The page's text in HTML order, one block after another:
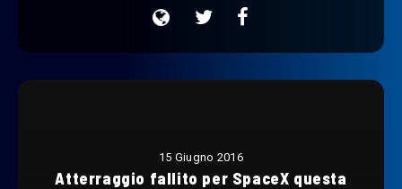
15 Giugno 2016
Atterraggio fallito per SpaceX questa